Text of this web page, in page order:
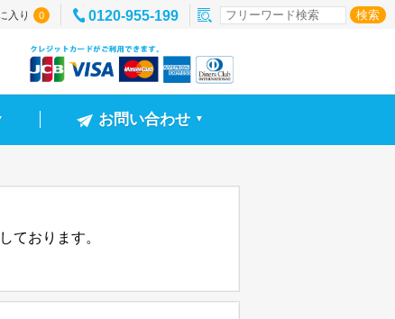
入り 0 0120-955-199
お問い合わせ ▼
ております。